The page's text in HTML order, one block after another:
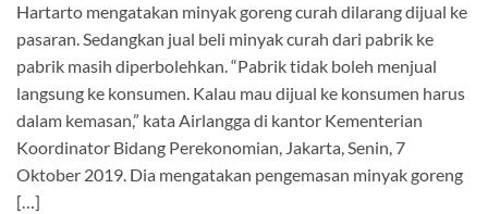
Hartarto mengatakan minyak goreng curah dilarang dijual ke
pasaran. Sedangkan jual beli minyak curah dari pabrik ke
pabrik masih diperbolehkan. “Pabrik tidak boleh menjual
langsung ke konsumen. Kalau mau dijual ke konsumen harus
dalam kemasan,” kata Airlangga di kantor Kementerian
Koordinator Bidang Perekonomian, Jakarta, Senin, 7
Oktober 2019. Dia mengatakan pengemasan minyak goreng
[…]